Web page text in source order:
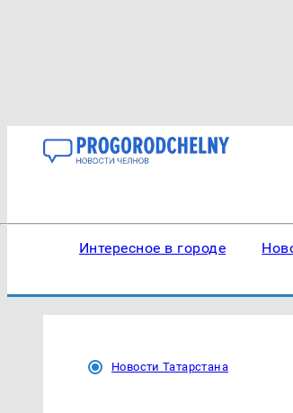
Интересное в городе
Новости Татарстана